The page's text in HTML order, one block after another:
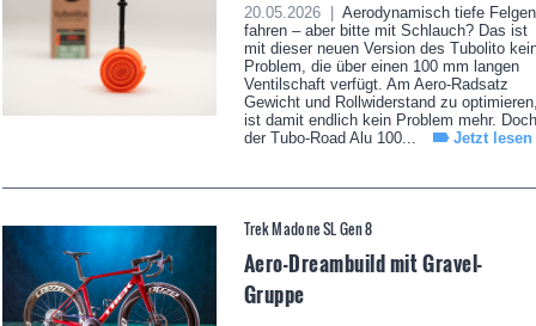
20.05.2026 |
Aerodynamisch tiefe Felgen
fahren – aber bitte mit Schlauch? Das ist
mit dieser neuen Version des Tubolito
Problem, die über einen 100 mm langen
Ventilschaft verfügt. Am Aero-Radsatz
Gewicht und Rollwiderstand zu
ist damit endlich kein Problem mehr. Doch
der Tubo-Road Alu 100...
Jetzt lesen
Trek Madone SL Gen 8
Aero-Dreambuild mit Gravel-
Gruppe